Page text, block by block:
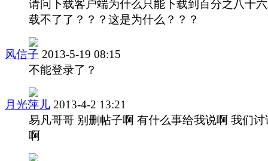
请问下载客户端为什么只能下载到百分之八十
载不了了？？？这是为什么？？？
风信子 2013-5-19 08:15
不能登录了？
月光萍儿 2013-4-2 13:21
易凡哥哥 别删帖子啊 有什么事给我说啊 我们讨
啊